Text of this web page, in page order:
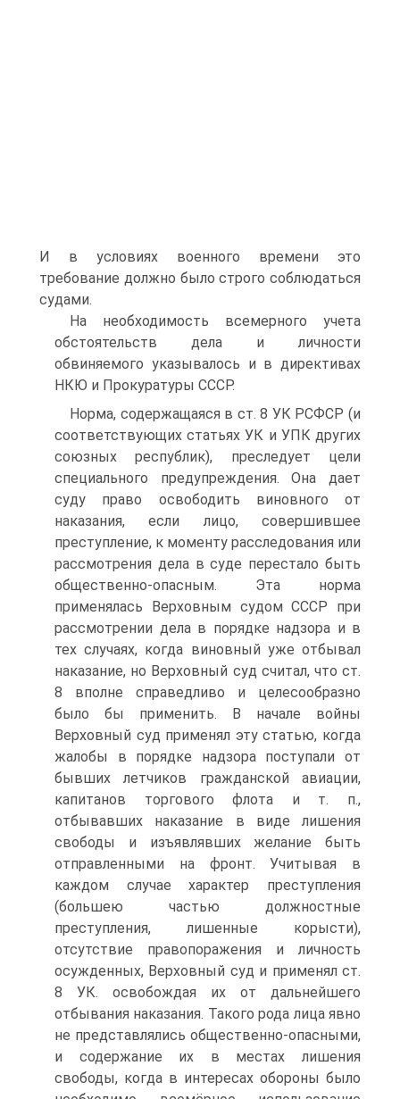
И в условиях военного времени это
требование должно было строго соблюдаться
судами.
На необходимость всемерного учета
обстоятельств дела и личности
обвиняемого указывалось и в директивах
НКЮ и Прокуратуры СССР.
Норма, содержащаяся в ст. 8 УК РСФСР (и
соответствующих статьях УК и УПК других
союзных республик), преследует цели
специального предупреждения. Она дает
суду право освободить виновного от
наказания, если лицо, совершившее
преступление, к моменту расследования или
рассмотрения дела в суде перестало быть
общественно-опасным. Эта норма
применялась Верховным судом СССР при
рассмотрении дела в порядке надзора и в
тех случаях, когда виновный уже отбывал
наказание, но Верховный суд считал, что ст.
8 вполне справедливо и целесообразно
было бы применить. В начале войны
Верховный суд применял эту статью, когда
жалобы в порядке надзора поступали от
бывших летчиков гражданской авиации,
капитанов торгового флота и т. п.,
отбывавших наказание в виде лишения
свободы и изъявлявших желание быть
отправленными на фронт. Учитывая в
каждом случае характер преступления
(большею частью должностные
преступления, лишенные корысти),
отсутствие правопоражения и личность
осужденных, Верховный суд и применял ст.
8 УК. освобождая их от дальнейшего
отбывания наказания. Такого рода лица явно
не представлялись общественно-опасными,
и содержание их в местах лишения
свободы, когда в интересах обороны было